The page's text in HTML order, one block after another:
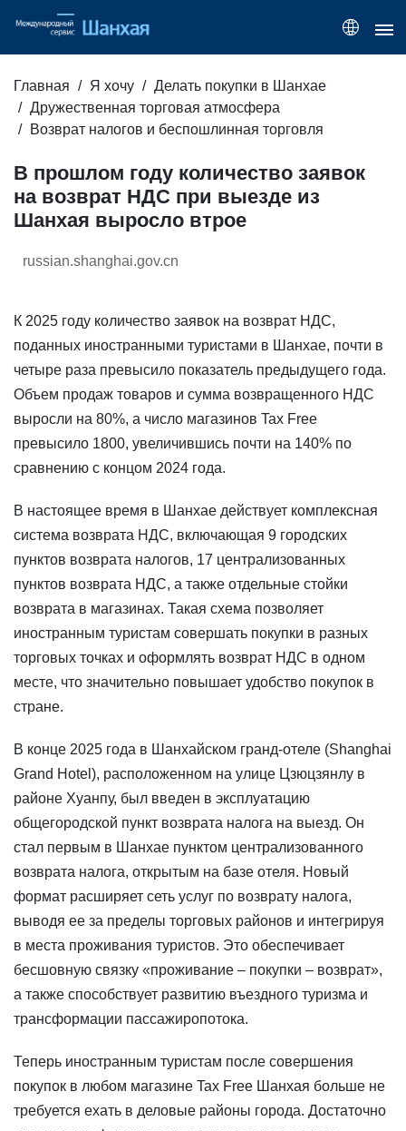
Главная Я хочу
Делать покупки в Шанхае
Дружественная торговая атмосфера
Возврат налогов и беспошлинная торговля
В прошлом году количество заявок
на возврат НДС при выезде из
Шанхая выросло втрое
russian.shanghai.gov.cn
К 2025 году количество заявок на возврат НДС,
поданных иностранными туристами в Шанхае, почти в
четыре раза превысило показатель предыдущего года.
Объем продаж товаров и сумма возвращенного НДС
выросли на 80%, а число магазинов Tax Free
превысило 1800, увеличившись почти на 140% по
сравнению с концом 2024 года.
В настоящее время в Шанхае действует комплексная
система возврата НДС, включающая 9 городских
пунктов возврата налогов, 17 централизованных
пунктов возврата НДС, а также отдельные стойки
возврата в магазинах. Такая схема позволяет
иностранным туристам совершать покупки в разных
торговых точках и оформлять возврат НДС в одном
месте, что значительно повышает удобство покупок в
стране.
В конце 2025 года в Шанхайском гранд-отеле (Shanghai
Grand Hotel), расположенном на улице Цзюцзянлу в
районе Хуанпу, был введен в эксплуатацию
общегородской пункт возврата налога на выезд. Он
стал первым в Шанхае пунктом централизованного
возврата налога, открытым на базе отеля. Новый
формат расширяет сеть услуг по возврату налога,
выводя ее за пределы торговых районов и интегрируя
в места проживания туристов. Это обеспечивает
бесшовную связку «проживание – покупки – возврат»,
а также способствует развитию въездного туризма и
трансформации пассажиропотока.
Теперь иностранным туристам после совершения
покупок в любом магазине Tax Free Шанхая больше не
требуется ехать в деловые районы города. Достаточно